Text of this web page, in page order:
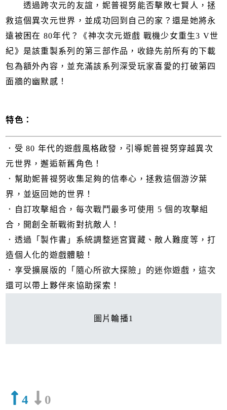
透過跨次元的友誼，妮普禔努能否擊敗七賢人，拯
救這個異次元世界，並成功回到自己的家？還是她將永
遠被困在 80年代？《神次次元遊戲 戰機少女重生3 V世
紀》是該重製系列的第三部作品，收錄先前所有的下載
包為額外內容，並充滿該系列深受玩家喜愛的打破第四
面牆的幽默感！
特色：
．受 80 年代的遊戲風格啟發，引導妮普禔努穿越異次
元世界，邂逅新舊角色！
．幫助妮普禔努收集足夠的信奉心，拯救這個游汐葉
界，並返回她的世界！
．自訂攻擊組合，每次戰鬥最多可使用 5 個的攻擊組
合，開創全新戰術對抗敵人！
．透過「製作書」系統調整迷宮寶藏、敵人難度等，打
造個人化的遊戲體驗！
．享受擴展版的「隨心所欲大探險」的迷你遊戲，這次
還可以帶上夥伴來協助探索！
圖片輪播1
4 0